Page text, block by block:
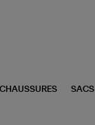
CHAUSSURES SACS